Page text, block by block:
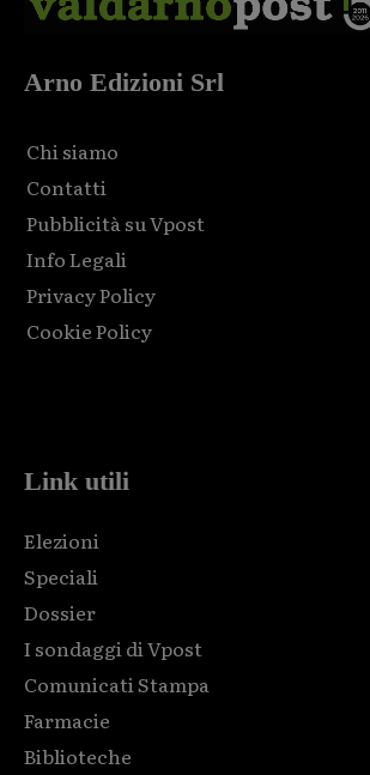
Arno Edizioni Srl
Chi siamo
Contatti
Pubblicità su Vpost
Info Legali
Privacy Policy
Cookie Policy
Link utili
Elezioni
Speciali
Dossier
I sondaggi di Vpost
Comunicati Stampa
Farmacie
Biblioteche